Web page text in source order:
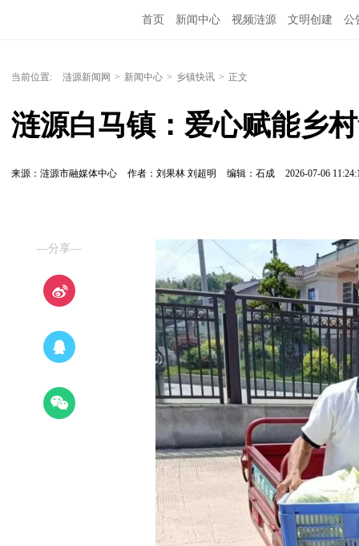
首页 新闻中心 视频涟源 文明创建 公
当前位置: 涟源新闻网 > 新闻中心 > 乡镇快讯 > 正文
涟源白马镇：爱心赋能乡
来源：涟源市融媒体中心 作者：刘果林 刘超明 编辑：石成 2026-07-06
—分享—